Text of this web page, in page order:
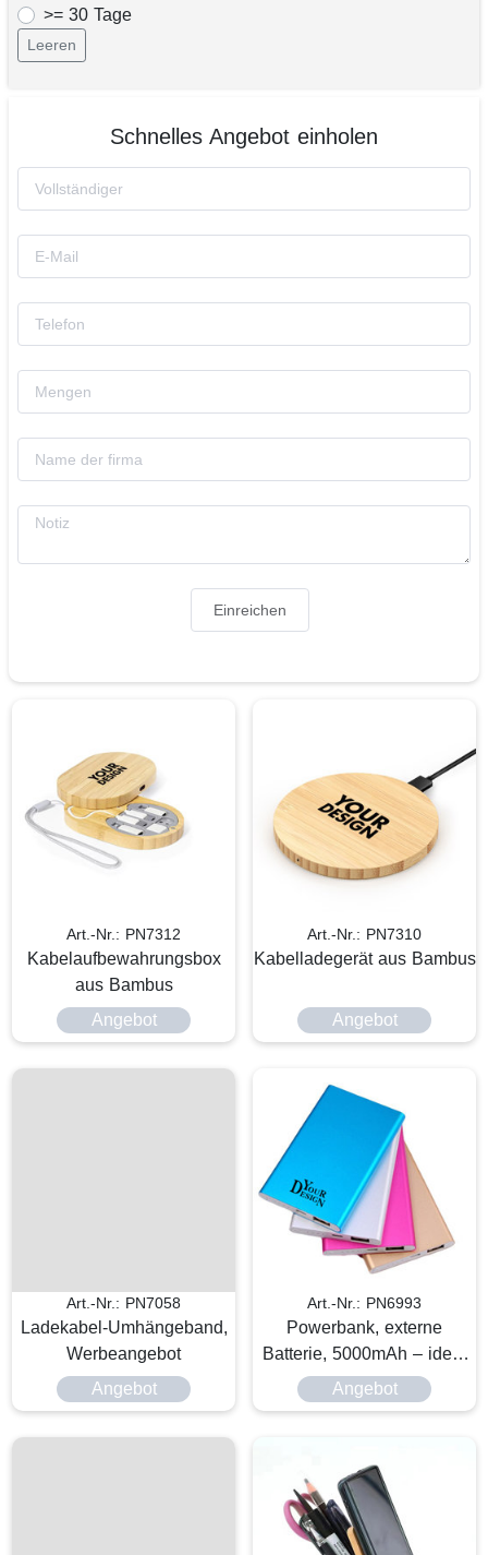
>= 30 Tage
Leeren
Schnelles Angebot einholen
Einreichen
Art.-Nr.: PN7312
Kabelaufbewahrungsbox
aus Bambus
Angebot
Art.-Nr.: PN7310
Kabelladegerät aus Bambus
Angebot
Art.-Nr.: PN7058
Ladekabel-Umhängeband,
Werbeangebot
Angebot
Art.-Nr.: PN6993
Powerbank, externe
Batterie, 5000mAh – ideal
für unterwegs
Angebot